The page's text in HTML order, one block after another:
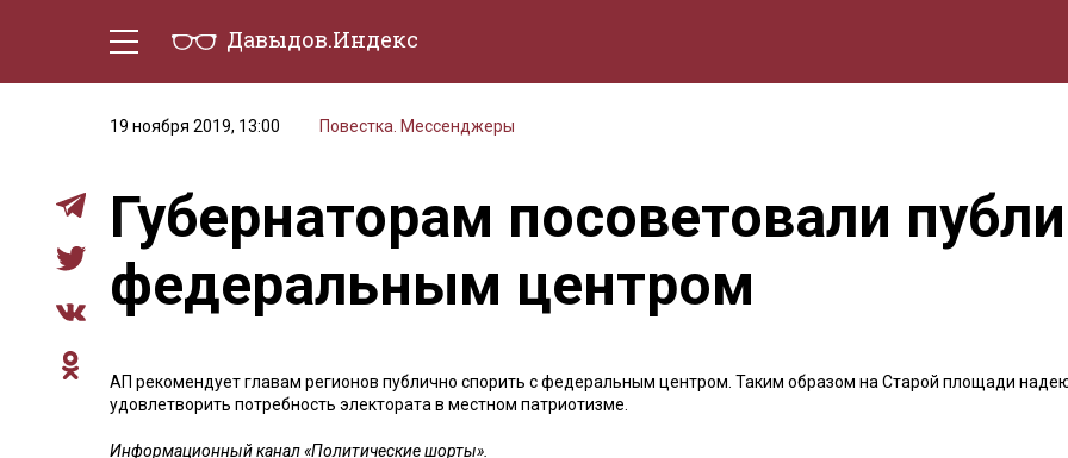
Давыдов.Индекс
19 ноября 2019, 13:00
Повестка. Мессенджеры
Губернаторам посоветовали
федеральным центром
АП рекомендует главам регионов публично спорить с федеральным центром. Таким образом на Старой площади
удовлетворить потребность электората в местном патриотизме.
Информационный канал «Политические шорты».